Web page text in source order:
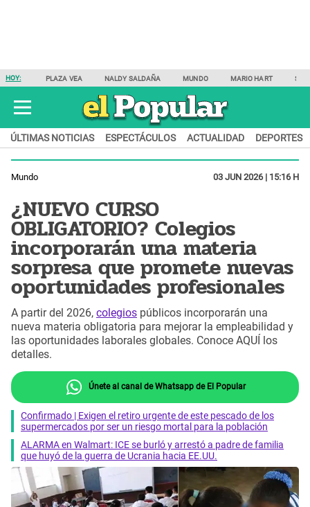
HOY: PLAZA VEA NALDY SALDAÑA MUNDO MARIO HART
ÚLTIMAS NOTICIAS ESPECTÁCULOS ACTUALIDAD DEPORTES
Mundo 03 JUN 2026 | 15:16 H
¿NUEVO CURSO
OBLIGATORIO? Colegios
incorporarán una materia
sorpresa que promete nuevas
oportunidades profesionales
A partir del 2026, colegios públicos incorporarán una
nueva materia obligatoria para mejorar la empleabilidad y
las oportunidades laborales globales. Conoce AQUÍ los
detalles.
Únete al canal de Whatsapp de El Popular
Confirmado | Exigen el retiro urgente de este pescado de los
supermercados por ser un riesgo mortal para la población
ALARMA en Walmart: ICE se burló y arrestó a padre de familia
que huyó de la guerra de Ucrania hacia EE.UU.